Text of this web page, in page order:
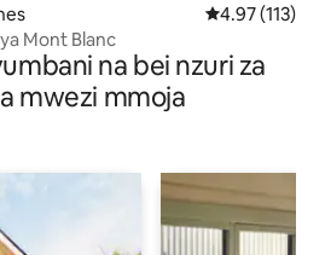
Ukadiriaji wa
4.97 (113)
Mont Blanc
na bei nzuri za
mwezi mmoja